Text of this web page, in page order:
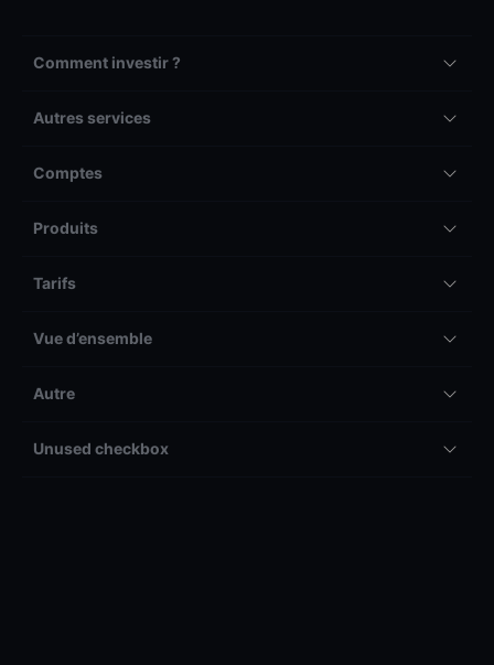
Comment investir ?
Autres services
Comptes
Produits
Tarifs
Vue d’ensemble
Autre
Unused checkbox